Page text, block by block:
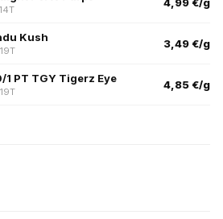
Kush 3,49 €/g
PT TGY Tigerz Eye 4,85 €/g